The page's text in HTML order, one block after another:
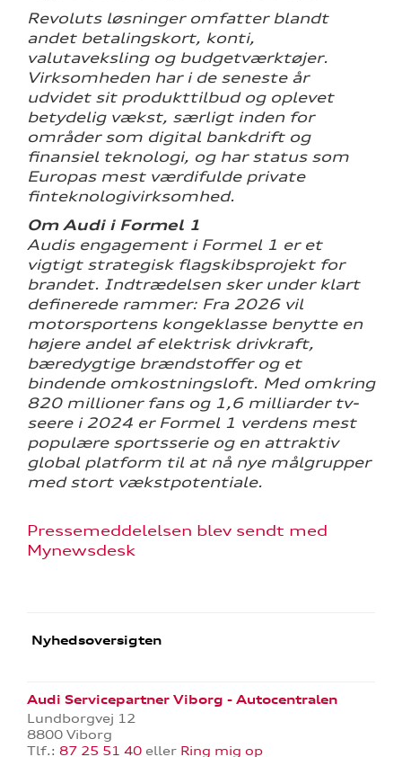
Revoluts løsninger omfatter blandt
andet betalingskort, konti,
valutaveksling og budgetværktøjer.
Virksomheden har i de seneste år
udvidet sit produkttilbud og oplevet
betydelig vækst, særligt inden for
områder som digital bankdrift og
finansiel teknologi, og har status som
Europas mest værdifulde private
finteknologivirksomhed.
Om Audi i Formel 1
Audis engagement i Formel 1 er et
vigtigt strategisk flagskibsprojekt for
brandet. Indtrædelsen sker under klart
definerede rammer: Fra 2026 vil
motorsportens kongeklasse benytte en
højere andel af elektrisk drivkraft,
bæredygtige brændstoffer og et
bindende omkostningsloft. Med omkring
820 millioner fans og 1,6 milliarder tv-
seere i 2024 er Formel 1 verdens mest
populære sportsserie og en attraktiv
global platform til at nå nye målgrupper
med stort vækstpotentiale.
Pressemeddelelsen blev sendt med
Mynewsdesk
Nyhedsoversigten
Audi Servicepartner Viborg - Autocentralen
Lundborgvej 12
8800 Viborg
Tlf.: 87 25 51 40 eller Ring mig op